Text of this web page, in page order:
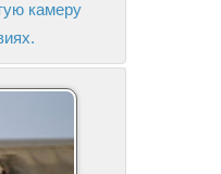
камеру